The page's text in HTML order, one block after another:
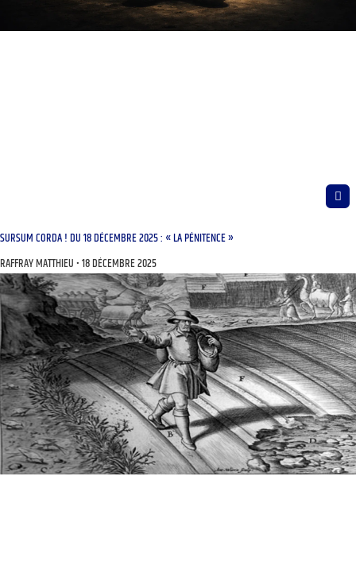
SURSUM CORDA ! DU 18 DÉCEMBRE 2025 : « LA PÉNITENCE »
RAFFRAY MATTHIEU 18 DÉCEMBRE 2025